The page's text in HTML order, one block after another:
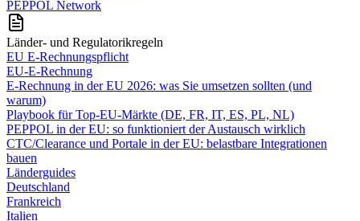
PEPPOL Network
Länder- und Regulatorikregeln
EU E-Rechnungspflicht
EU-E-Rechnung
E‑Rechnung in der EU 2026: was Sie umsetzen sollten (und
warum)
Playbook für Top‑EU‑Märkte (DE, FR, IT, ES, PL, NL)
PEPPOL in der EU: so funktioniert der Austausch wirklich
CTC/Clearance und Portale in der EU: belastbare Integrationen
bauen
Länderguides
Deutschland
Frankreich
Italien